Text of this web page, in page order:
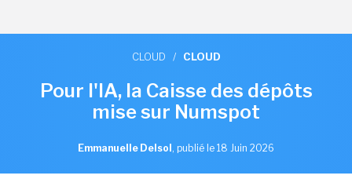
CLOUD / CLOUD
Pour l'IA, la Caisse des dépôts
mise sur Numspot
Emmanuelle Delsol , publié le 18 Juin 2026